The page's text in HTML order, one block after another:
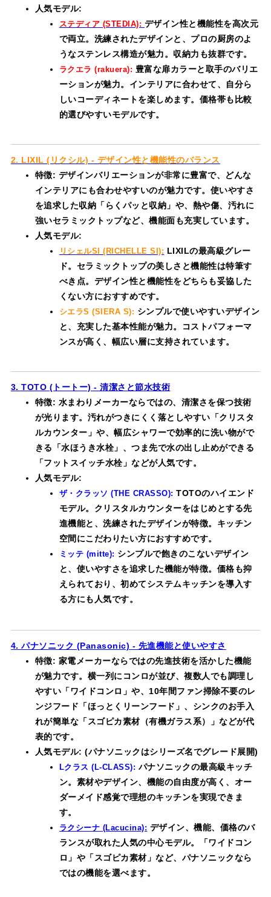
人気モデル:
ステディア (STEDIA): デザイン性と機能性を高次元
で両立。洗練されたデザインと、プロの厨房のよ
うなステンレス構造が魅力。収納力も抜群です。
ラクエラ (rakuera): 豊富な扉カラーと取手のバリエ
ーションが魅力。インテリアに合わせて、自分ら
しいコーディネートを楽しめます。価格帯も比較
的選びやすいモデルです。
2. LIXIL (リクシル) - デザイン性と機能性のバランス
特徴: デザインバリエーションが非常に豊富で、どんな
インテリアにも合わせやすいのが魅力です。使いやすさ
を追求した収納「らくパッと収納」や、熱や傷、汚れに
強いセラミックトップなど、機能面も充実しています。
人気モデル:
リシェルSI (RICHELLE SI): LIXILの最高級グレー
ド。セラミックトップの美しさと機能性は特筆す
べき点。デザイン性と機能性をどちらも妥協した
くない方におすすめです。
シエラS (SIERA S): シンプルで使いやすいデザイン
と、充実した基本性能が魅力。コストパフォーマ
ンスが高く、幅広い層に支持されています。
3. TOTO (トートー) - 清潔さと節水技術
特徴: 水まわりメーカーならではの、清潔さを保つ技術
が光ります。汚れがつきにくく落としやすい「クリスタ
ルカウンター」や、幅広シャワーで効率的に洗い物がで
きる「水ほうき水栓」、つま先で水の出し止めができる
「フットスイッチ水栓」などが人気です。
人気モデル:
ザ・クラッソ (THE CRASSO): TOTOのハイエンド
モデル。クリスタルカウンターをはじめとする先
進機能と、洗練されたデザインが特徴。キッチン
空間にこだわりたい方におすすめです。
ミッテ (mitte): シンプルで飽きのこないデザイン
と、使いやすさを追求した機能が特徴。価格も抑
えられており、初めてシステムキッチンを導入す
る方にも人気です。
4. パナソニック (Panasonic) - 先進機能と使いやすさ
特徴: 家電メーカーならではの先進技術を活かした機能
が魅力です。横一列にコンロが並び、複数人でも調理し
やすい「ワイドコンロ」や、10年間ファン掃除不要のレ
ンジフード「ほっとくリーンフード」、シンクのお手入
れが簡単な「スゴピカ素材（有機ガラス系）」などが代
表的です。
人気モデル: (パナソニックはシリーズ名でグレード展開)
Lクラス (L-CLASS): パナソニックの最高級キッチ
ン。素材やデザイン、機能の自由度が高く、オー
ダーメイド感覚で理想のキッチンを実現できま
す。
ラクシーナ (Lacucina): デザイン、機能、価格のバ
ランスが取れた人気の中心モデル。「ワイドコン
ロ」や「スゴピカ素材」など、パナソニックなら
ではの機能を選べます。